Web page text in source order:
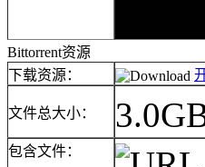
Bittorrent资源
下载资源：
文件总大小：
包含文件：